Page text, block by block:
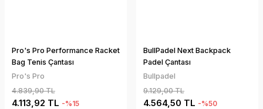
Pro's Pro Performance Racket
Bag Tenis Çantası
Pro's Pro
4.839,90 TL
4.113,92 TL -%15
BullPadel Next Backpack
Padel Çantası
Bullpadel
9.129,00 TL
4.564,50 TL -%50